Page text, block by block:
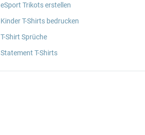
eSport Trikots erstellen
Kinder T-Shirts bedrucken
T-Shirt Sprüche
Statement T-Shirts